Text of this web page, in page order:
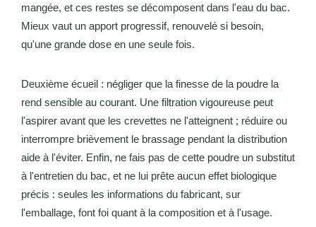
mangée, et ces restes se décomposent dans l'eau du bac.
Mieux vaut un apport progressif, renouvelé si besoin,
qu'une grande dose en une seule fois.
Deuxième écueil : négliger que la finesse de la poudre la
rend sensible au courant. Une filtration vigoureuse peut
l'aspirer avant que les crevettes ne l'atteignent ; réduire ou
interrompre brièvement le brassage pendant la distribution
aide à l'éviter. Enfin, ne fais pas de cette poudre un substitut
à l'entretien du bac, et ne lui prête aucun effet biologique
précis : seules les informations du fabricant, sur
l'emballage, font foi quant à la composition et à l'usage.